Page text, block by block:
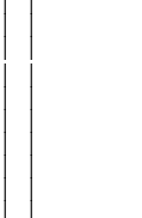
│   │
│   │
│   │
│   │
│   │